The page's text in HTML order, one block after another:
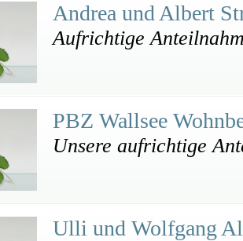
Andrea und Albert
Aufrichtige
PBZ Wallsee
Unsere aufrichtige
Ulli und Wolfgang